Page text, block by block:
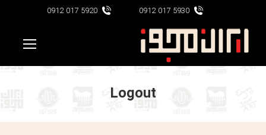
5930 017 0912
5920 017 0912
Logout